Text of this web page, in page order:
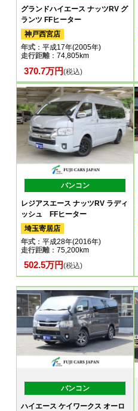
グランドハイエース ナッツRV グ
ランツ FFヒーター
神戸西宮店
年式 ：平成17年(2005年)
走行距離：74,805km
370.7万円(税込)
バンコン
レジアスエース ナッツRV ラディ
ッシュ FFヒーター
埼玉寄居店
年式 ：平成28年(2016年)
走行距離：75,200km
502.5万円(税込)
バンコン
ハイエース ケイワークス オーロ